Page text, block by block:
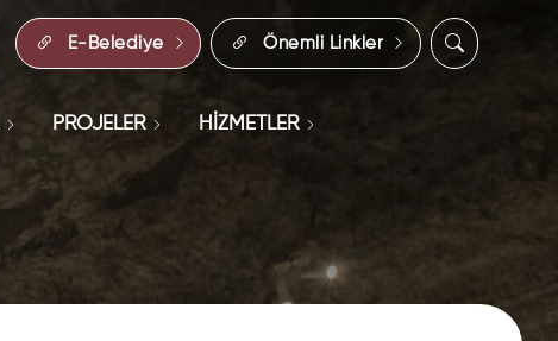
E-Belediye Önemli Linkler
PROJELER HİZMETLER